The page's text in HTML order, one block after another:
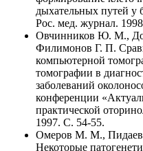
дыхательных путей у
Рос. мед. журнал.
Овчинников Ю. М.,
Филимонов Г. П.
компьютерной
томографии в
заболеваний
конференции
практической
1997. C. 54-55.
Омеров М. М.,
Некоторые